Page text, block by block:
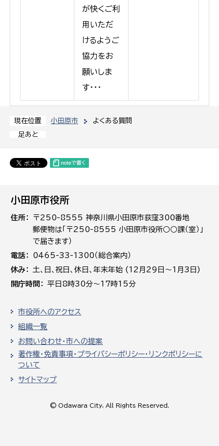
現在位置 小田原市
よくある質問
足あと
が快くご利
用いただ
けるようご
協力をお
願いしま
す・・・
小田原市役所
住所
〒250-8555 神奈川県小田原市荻窪300番地
郵便物は「〒250-8555 小田原市役所○○課（室）」
で届きます）
電話
0465-33-1300（総合案内）
休み
土､日､祝日、休日、年末年始 (12月29日～1月3日)
開庁時間
平日8時30分～17時15分
市役所へのアクセス
組織一覧
お問い合わせ・市への提案
著作権・免責事項・プライバシーポリシー・リンクポリシーに
ついて
サイトマップ
© Odawara City, All Rights Reserved.